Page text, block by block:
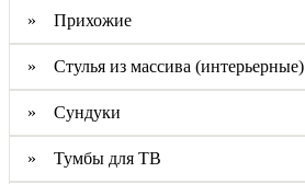
» Прихожие
» Стулья из массива (интерьерные)
» Сундуки
» Тумбы для ТВ